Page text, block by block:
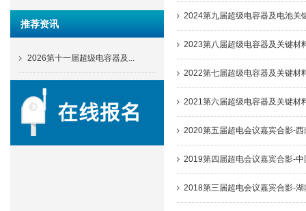
推荐资讯
2026第十一届超级电容器及...
2024第九届超级电容器及电池关
2023第八届超级电容器及关键材
2022第七届超级电容器及关键材
2021第六届超级电容器及关键材
2020第五届超电会议嘉宾合影-西
2019第四届超电会议嘉宾合影-中
2018第三届超电会议嘉宾合影-湖